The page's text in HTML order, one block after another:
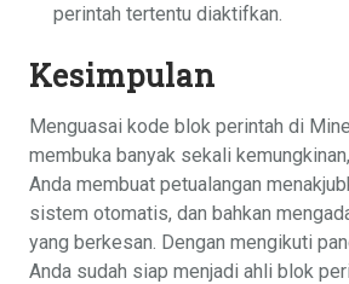
perintah tertentu diaktifkan.
Kesimpulan
Menguasai kode blok perintah di
membuka banyak sekali
Anda membuat petualangan
sistem otomatis, dan bahkan
yang berkesan. Dengan mengikuti
Anda sudah siap menjadi ahli blok